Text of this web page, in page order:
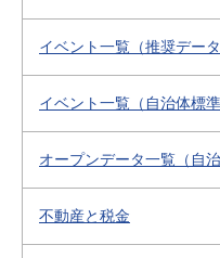
イベント一覧（推奨データ
イベント一覧（自治体標
オープンデータ一覧（自
不動産と税金